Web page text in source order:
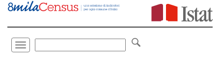
Vai
direttamente
Toggle
navigation